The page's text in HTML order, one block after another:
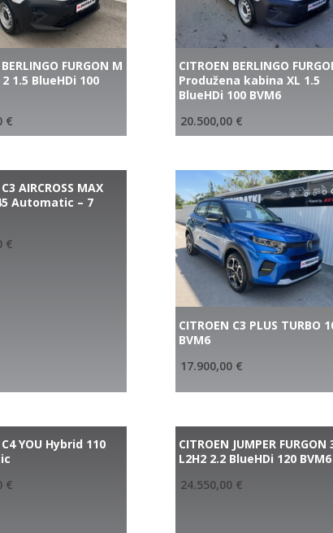
FURGON M
2 1.5 BlueHDi 100
€
CITROEN BERLINGO
Produžena kabina XL 1.5
BlueHDi 100 BVM6
20.500,00 €
AIRCROSS MAX
Automatic – 7
€
CITROEN C3 PLUS TURBO
BVM6
17.900,00 €
C4 YOU Hybrid 110
€
CITROEN JUMPER FURGON
L2H2 2.2 BlueHDi 120 BVM6
24.550,00 €